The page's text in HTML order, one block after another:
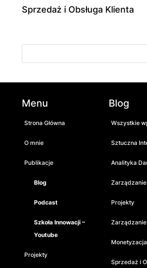
Sprzedaż i Obsługa Klienta
Menu
Strona Główna
O mnie
Publikacje
Blog
Podcast
Szkoła Innowacji –
Youtube
Projekty
Blog
Wszystkie
Sztuczna
Analityka
Projekty
Sprzedaż i